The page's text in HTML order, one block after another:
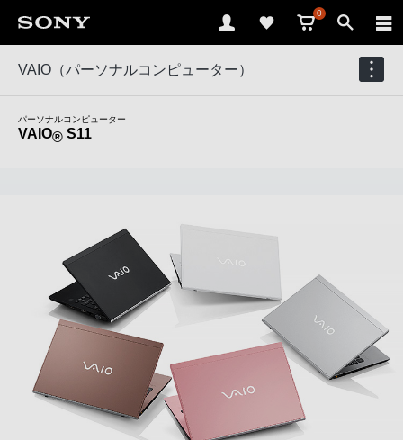
0
VAIO（パーソナルコンピューター）
パーソナルコンピューター
VAIO® S11